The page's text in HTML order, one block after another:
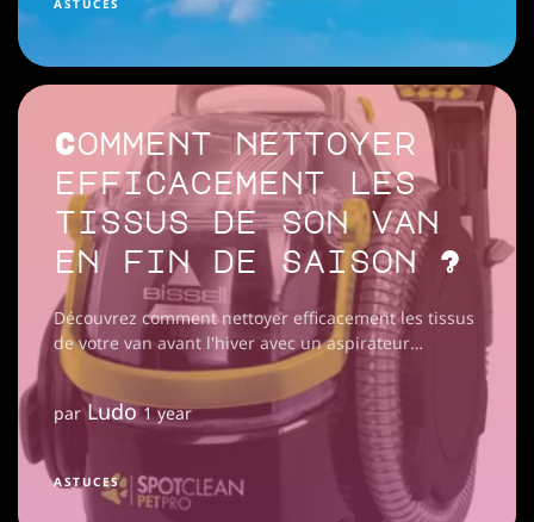
Comment nettoyer
efficacement les
tissus de son van
en fin de saison ?
Découvrez comment nettoyer efficacement les tissus
de votre van avant l'hiver avec un aspirateur
shampouineuse BISSELL, pour un intérieur frais et
propre.
parLudo1 year
ASTUCES